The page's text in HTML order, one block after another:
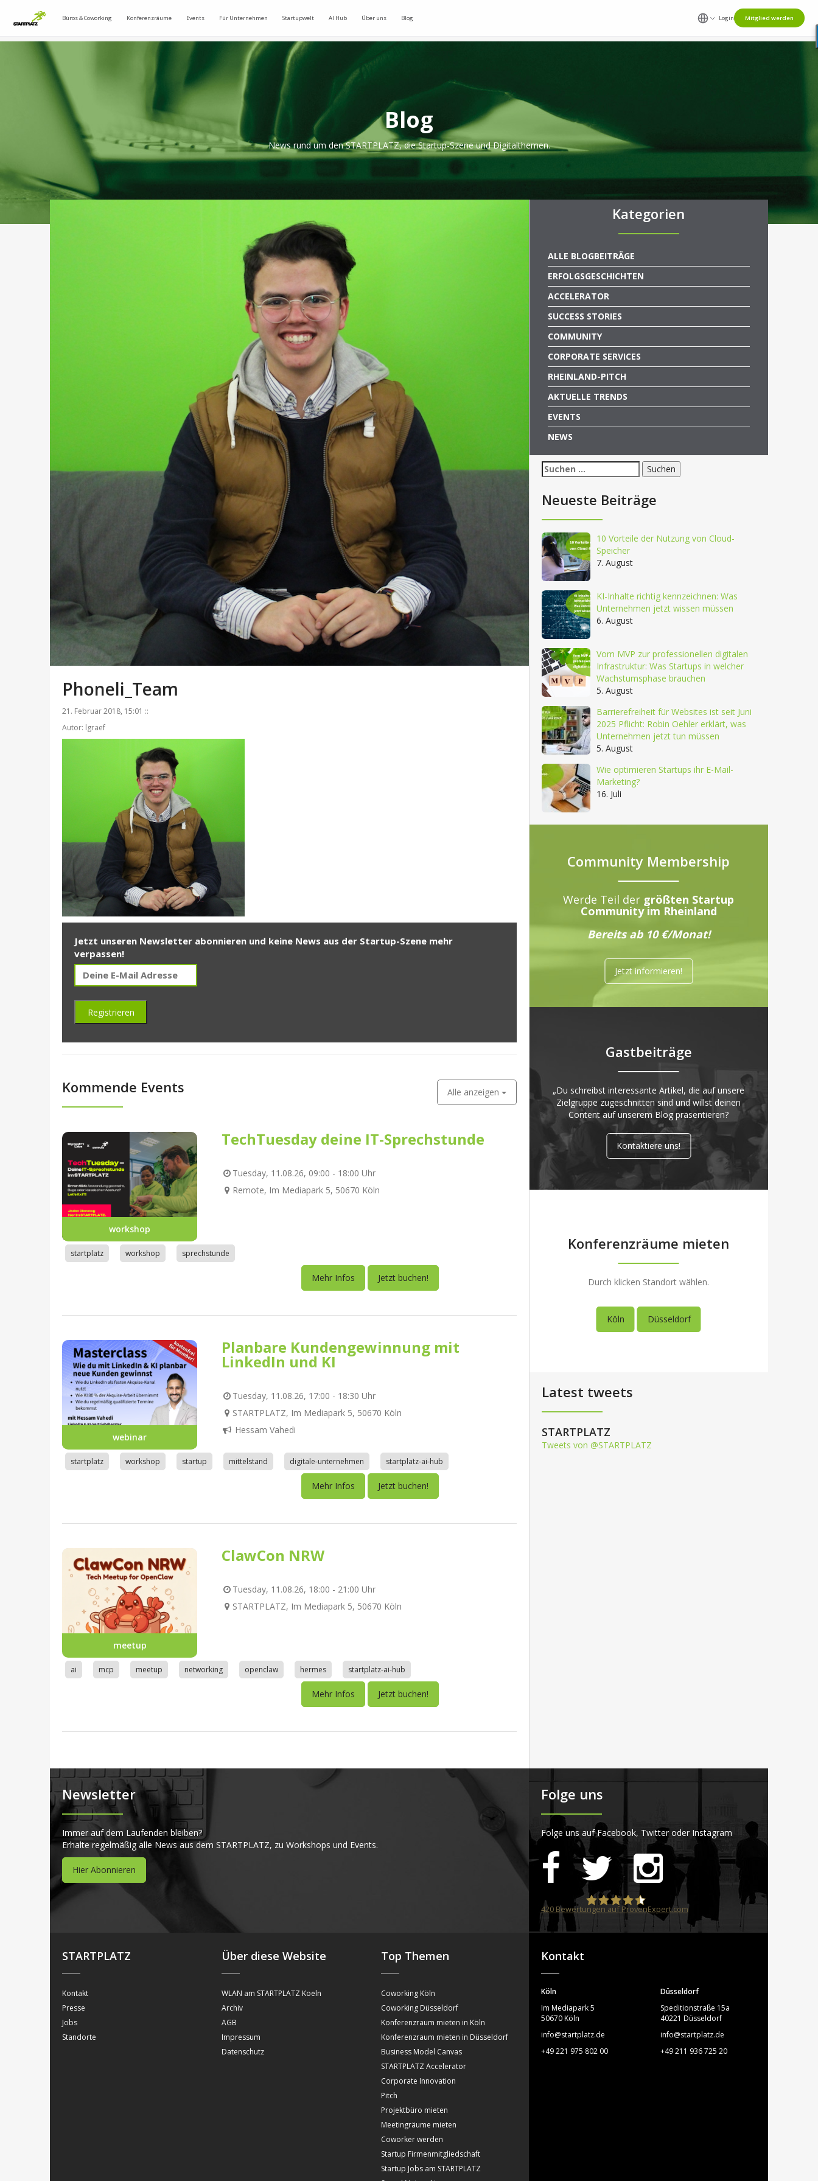
Büros & Coworking Konferenzräume Events Für Unternehmen Startupwelt AI Hub Über uns Blog Login Mitglied werden
Blog
News rund um den STARTPLATZ, die Startup-Szene und Digitalthemen.
Phoneli_Team
21. Februar 2018, 15:01 ::
Autor: lgraef
Jetzt unseren Newsletter abonnieren und keine News aus der Startup-Szene mehr
verpassen!
Kommende Events Alle anzeigen
workshop
TechTuesday deine IT-Sprechstunde
Tuesday, 11.08.26, 09:00 - 18:00 Uhr
Remote, Im Mediapark 5, 50670 Köln
startplatz workshop sprechstunde
Mehr Infos Jetzt buchen!
webinar
Planbare Kundengewinnung mit
LinkedIn und KI
Tuesday, 11.08.26, 17:00 - 18:30 Uhr
STARTPLATZ, Im Mediapark 5, 50670 Köln
Hessam Vahedi
startplatz workshop startup mittelstand digitale-unternehmen startplatz-ai-hub
Mehr Infos Jetzt buchen!
meetup
ClawCon NRW
Tuesday, 11.08.26, 18:00 - 21:00 Uhr
STARTPLATZ, Im Mediapark 5, 50670 Köln
ai mcp meetup networking openclaw hermes startplatz-ai-hub
Mehr Infos Jetzt buchen!
Kategorien
ALLE BLOGBEITRÄGE
ERFOLGSGESCHICHTEN
ACCELERATOR
SUCCESS STORIES
COMMUNITY
CORPORATE SERVICES
RHEINLAND-PITCH
AKTUELLE TRENDS
EVENTS
NEWS
Suchen
nach:
Neueste Beiträge
10 Vorteile der Nutzung von Cloud-
Speicher
7. August
KI-Inhalte richtig kennzeichnen: Was
Unternehmen jetzt wissen müssen
6. August
Vom MVP zur professionellen digitalen
Infrastruktur: Was Startups in welcher
Wachstumsphase brauchen
5. August
Barrierefreiheit für Websites ist seit Juni
2025 Pflicht: Robin Oehler erklärt, was
Unternehmen jetzt tun müssen
5. August
Wie optimieren Startups ihr E-Mail-
Marketing?
16. Juli
Community Membership
Werde Teil der größten Startup
Community im Rheinland
Bereits ab 10 €/Monat!
Jetzt informieren!
Gastbeiträge
„Du schreibst interessante Artikel, die auf unsere
Zielgruppe zugeschnitten sind und willst deinen
Content auf unserem Blog präsentieren?
Kontaktiere uns!
Konferenzräume mieten
Durch klicken Standort wählen.
Köln Düsseldorf
Latest tweets
STARTPLATZ
Tweets von @STARTPLATZ
Newsletter
Immer auf dem Laufenden bleiben?
Erhalte regelmäßig alle News aus dem STARTPLATZ, zu Workshops und Events.
Hier Abonnieren
Folge uns
Folge uns auf Facebook, Twitter oder Instagram
STARTPLATZ
420Bewertungen auf ProvenExpert.com
STARTPLATZ
Kontakt
Presse
Jobs
Standorte
Über diese Website
WLAN am STARTPLATZ Koeln
Archiv
AGB
Impressum
Datenschutz
Top Themen
Coworking Köln
Coworking Düsseldorf
Konferenzraum mieten in Köln
Konferenzraum mieten in Düsseldorf
Business Model Canvas
STARTPLATZ Accelerator
Corporate Innovation
Pitch
Projektbüro mieten
Meetingräume mieten
Coworker werden
Startup Firmenmitgliedschaft
Startup Jobs am STARTPLATZ
Kontakt
Köln
Im Mediapark 5
50670 Köln
info@startplatz.de
+49 221 975 802 00
Düsseldorf
Speditionstraße 15a
40221 Düsseldorf
info@startplatz.de
+49 211 936 725 20